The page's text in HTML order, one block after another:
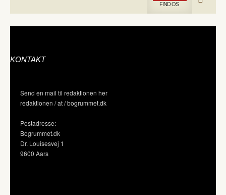
FIND OS
KONTAKT
Send en mail til redaktionen her
redaktionen / at / bogrummet.dk
Postadresse:
Bogrummet.dk
Dr. Louisesvej 1
9600 Aars